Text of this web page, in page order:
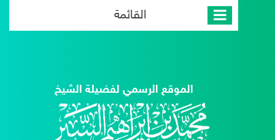
القائمة
الموقع الرسمي لفضيلة الشيخ